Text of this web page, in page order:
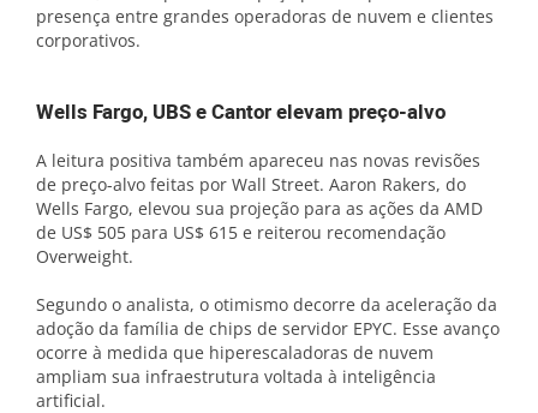
presença entre grandes operadoras de nuvem e clientes
corporativos.
Wells Fargo, UBS e Cantor elevam preço-alvo
A leitura positiva também apareceu nas novas revisões
de preço-alvo feitas por Wall Street. Aaron Rakers, do
Wells Fargo, elevou sua projeção para as ações da AMD
de US$ 505 para US$ 615 e reiterou recomendação
Overweight.
Segundo o analista, o otimismo decorre da aceleração da
adoção da família de chips de servidor EPYC. Esse avanço
ocorre à medida que hiperescaladoras de nuvem
ampliam sua infraestrutura voltada à inteligência
artificial.